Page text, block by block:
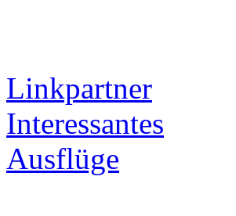
Linkpartner
Interessantes
Ausflüge